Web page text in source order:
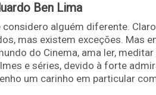
Ben Lima
considero alguém diferente.
mas existem exceções. Mas
do Cinema, ama ler,
e séries, devido à forte
um carinho em particular